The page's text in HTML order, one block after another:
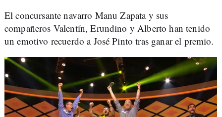
El concursante navarro Manu Zapata y sus
compañeros Valentín, Erundino y Alberto han tenido
un emotivo recuerdo a José Pinto tras ganar el premio.